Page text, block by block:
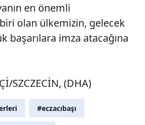
en önemli
olan ülkemizin, gelecek
başarılara imza atacağına
SZCZECİN, (DHA)
#eczacıbaşı